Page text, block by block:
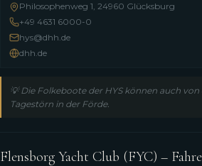
Philosophenweg 1, 24960 Glücksburg
+49 4631 6000-0
hys@dhh.de
dhh.de
💡Die Folkeboote der HYS können auch
Tagestörn in der Förde.
Flensborg Yacht Club (FYC) –